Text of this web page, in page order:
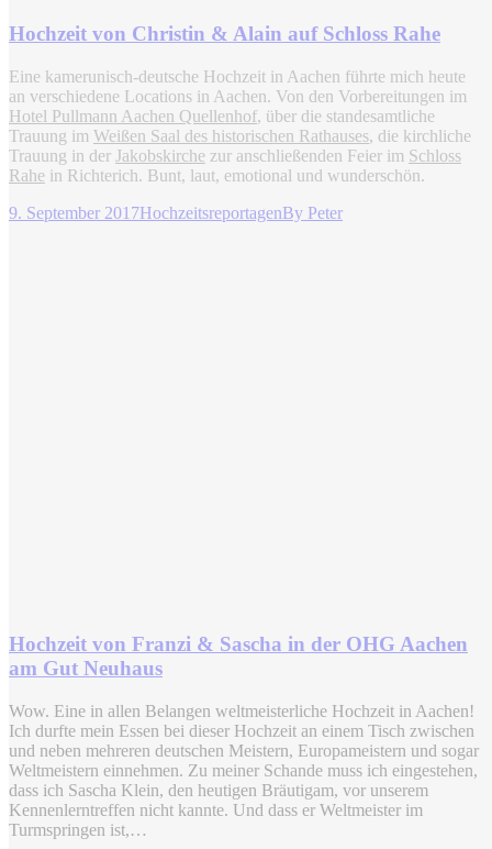
Hochzeit von Christin & Alain auf Schloss Rahe
Eine kamerunisch-deutsche Hochzeit in Aachen führte mich heute
an verschiedene Locations in Aachen. Von den Vorbereitungen im
Hotel Pullmann Aachen Quellenhof, über die standesamtliche
Trauung im Weißen Saal des historischen Rathauses, die kirchliche
Trauung in der Jakobskirche zur anschließenden Feier im Schloss
Rahe in Richterich. Bunt, laut, emotional und wunderschön.
9. September 2017HochzeitsreportagenBy Peter
Hochzeit von Franzi & Sascha in der OHG Aachen
am Gut Neuhaus
Wow. Eine in allen Belangen weltmeisterliche Hochzeit in Aachen!
Ich durfte mein Essen bei dieser Hochzeit an einem Tisch zwischen
und neben mehreren deutschen Meistern, Europameistern und sogar
Weltmeistern einnehmen. Zu meiner Schande muss ich eingestehen,
dass ich Sascha Klein, den heutigen Bräutigam, vor unserem
Kennenlerntreffen nicht kannte. Und dass er Weltmeister im
Turmspringen ist,…